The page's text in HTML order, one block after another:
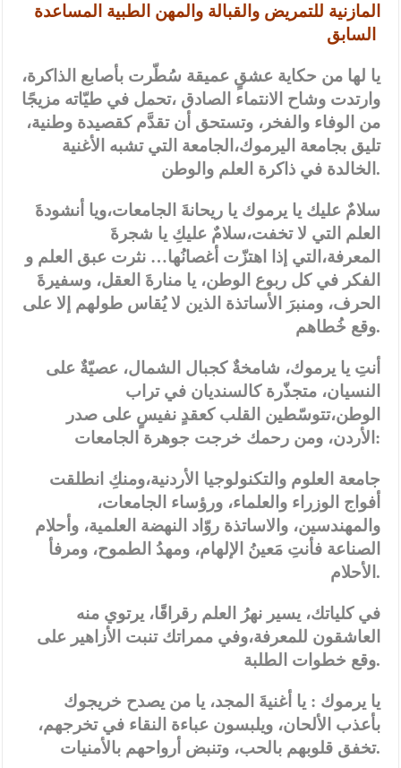
المازنية للتمريض والقبالة والمهن الطبية المساعدة
يا لها من حكاية عشقٍ عميقة سُطّرت بأصابع الذاكرة،
وارتدت وشاح الانتماء الصادق ،تحمل في طيّاته مزيجًا
من الوفاء والفخر، وتستحق أن تقدَّم كقصيدة وطنية،
تليق بجامعة اليرموك،الجامعة التي تشبه الأغنية
الخالدة في ذاكرة العلم والوطن.
سلامٌ عليك يا يرموك يا ريحانةَ الجامعات،ويا أنشودةَ
العلم التي لا تخفت،سلامٌ عليكِ يا شجرةَ
المعرفة،التي إذا اهتزّت أغصانُها… نثرت عبق العلم و
الفكر في كل ربوع الوطن، يا منارةَ العقل، وسفيرةَ
الحرف، ومنبرَ الأساتذة الذين لا يُقاس طولهم إلا على
وقع خُطاهم.
أنتِ يا يرموك، شامخةٌ كجبال الشمال، عصيّةٌ على
النسيان، متجذّرة كالسنديان في تراب
الوطن،تتوسّطين القلب كعقدٍ نفيسٍ على صدر
الأردن، ومن رحمك خرجت جوهرة الجامعات:
جامعة العلوم والتكنولوجيا الأردنية،ومنكِ انطلقت
أفواج الوزراء والعلماء، ورؤساء الجامعات،
والمهندسين، والاساتذة روّاد النهضة العلمية، وأحلام
الصناعة فأنتِ مَعينُ الإلهام، ومهدُ الطموح، ومرفأ
الأحلام.
في كلياتك، يسير نهرُ العلم رقراقًا، يرتوي منه
العاشقون للمعرفة،وفي ممراتك تنبت الأزاهير على
وقع خطوات الطلبة.
يا يرموك : يا أغنيةَ المجد، يا من يصدح خريجوك
بأعذب الألحان، ويلبسون عباءة النقاء في تخرجهم،
تخفق قلوبهم بالحب، وتنبض أرواحهم بالأمنيات.